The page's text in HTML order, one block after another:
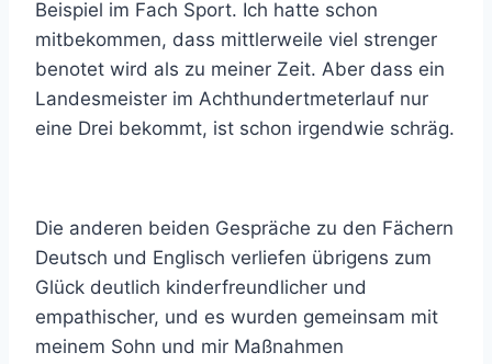
Beispiel im Fach Sport. Ich hatte schon
mitbekommen, dass mittlerweile viel strenger
benotet wird als zu meiner Zeit. Aber dass ein
Landesmeister im Achthundertmeterlauf nur
eine Drei bekommt, ist schon irgendwie schräg.
Die anderen beiden Gespräche zu den Fächern
Deutsch und Englisch verliefen übrigens zum
Glück deutlich kinderfreundlicher und
empathischer, und es wurden gemeinsam mit
meinem Sohn und mir Maßnahmen